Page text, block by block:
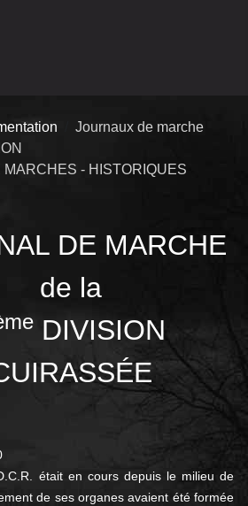
Journaux de marche
- HISTORIQUES
DE MARCHE
de la
DIVISION
était en cours depuis le milieu de
de ses organes avaient été formée